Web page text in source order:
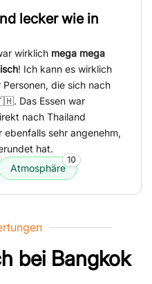
lecker wie in
wirklich mega mega
! Ich kann es wirklich
die sich nach
Das Essen war
nach Thailand
sehr angenehm,
hat.
Atmosphäre
10
bei Bangkok